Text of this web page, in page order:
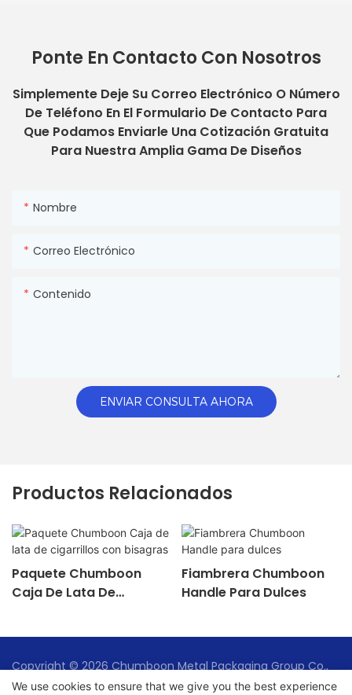
Ponte En Contacto Con Nosotros
Simplemente Deje Su Correo Electrónico O Número
De Teléfono En El Formulario De Contacto Para
Que Podamos Enviarle Una Cotización Gratuita
Para Nuestra Amplia Gama De Diseños
Nombre
Correo Electrónico
Contenido
ENVIAR CONSULTA AHORA
Productos Relacionados
Paquete Chumboon
Caja De Lata De
Fiambrera Chumboon
Handle Para Dulces
Copyright © 2026 Chumboon Metal Packaging Group Co.,
Ltd. - www.chumboonpackage.com | Mapa del sitio |
We use cookies to ensure that we give you the best experience